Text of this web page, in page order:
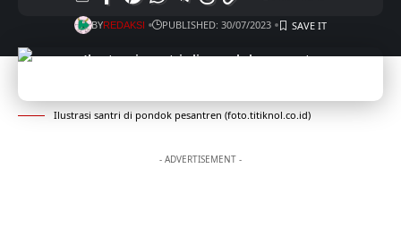
BYREDAKSI PUBLISHED: 30/07/2023
Ilustrasi santri di pondok pesantren (foto.titiknol.co.id)
- ADVERTISEMENT -